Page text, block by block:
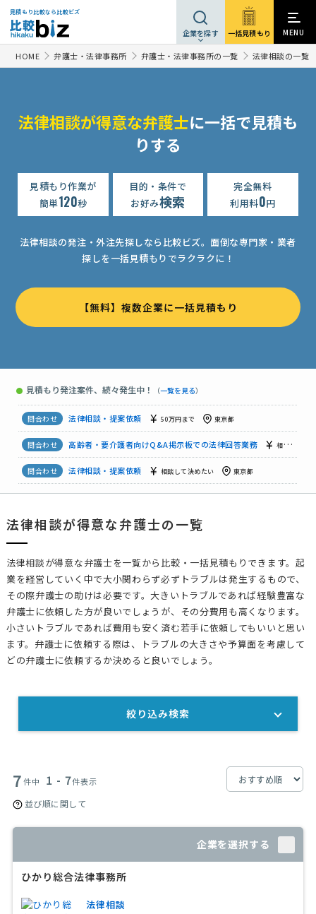
見積もり比較なら比較ビズ
企業を探す 一括見積もり MENU
HOME 弁護士・法律事務所 弁護士・法律事務所の一覧 法律相談の一覧
法律相談が得意な弁護士に一括で見積も
りする
見積もり作業が
簡単120秒
目的・条件で
お好み検索
完全無料
利用料0円
法律相談の発注・外注先探しなら比較ビズ。 面倒な専門家・業者
探しを一括見積もりでラクラクに！
【無料】複数企業に一括見積もり
● 見積もり発注案件、続々発生中！ （一覧を見る）
【借金回収のため、借り主の住所を特定したい】法律相談・提案依頼
高齢者・要介護者向けQ&A掲示板での法律回答業務
法律相談・提案依頼 相談して決めたい 東京都
業務委託契約および事業形態についてのご相談 相談して決めたい
法律相談・提案依頼 相談して決めたい
【借金に関する手続き】法律相談・提案依頼 相談して決めたい
【時効の援用を希望】法律相談の見積もり依頼
法律相談の見積もり依頼 30万円まで 福岡県
【借金回収のため、借り主の住所を特定したい】法律相談・提案依頼
法律相談・提案依頼 50万円まで 東京都
高齢者・要介護者向けQ&A掲示板での法律回答業務 相談して決めたい
法律相談・提案依頼 相談して決めたい 東京都
業務委託契約および事業形態についてのご相談
法律相談・提案依頼 相談して決めたい
法律相談が得意な弁護士の一覧
法律相談が得意な弁護士を一覧から比較・一括見積もりできます。起
業を経営していく中で大小関わらず必ずトラブルは発生するもので、
その際弁護士の助けは必要です。大きいトラブルであれば経験豊富な
弁護士に依頼した方が良いでしょうが、その分費用も高くなります。
小さいトラブルであれば費用も安く済む若手に依頼してもいいと思い
ます。弁護士に依頼する際は、トラブルの大きさや予算面を考慮して
どの弁護士に依頼するか決めると良いでしょう。
7件中 1 - 7件表示
並び順に関して
企業を選択する
ひかり総合法律事務所
法律相談
絞り込み検索